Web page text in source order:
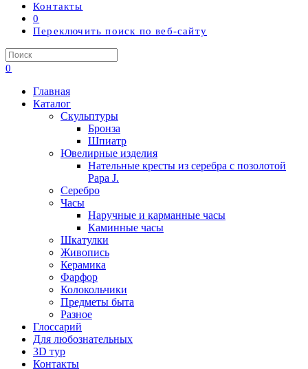
Контакты
0
Переключить поиск по веб-сайту
0
Главная
Каталог
Скульптуры
Бронза
Шпиатр
Ювелирные изделия
Нательные кресты из серебра с позолотой
Papa J.
Серебро
Часы
Наручные и карманные часы
Каминные часы
Шкатулки
Живопись
Керамика
Фарфор
Колокольчики
Предметы быта
Разное
Глоссарий
Для любознательных
3D тур
Контакты